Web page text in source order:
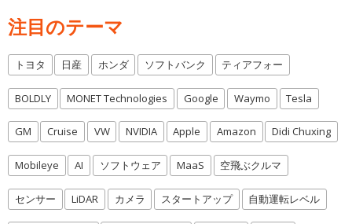
注目のテーマ
トヨタ 日産 ホンダ ソフトバンク ティアフォー
BOLDLY MONET Technologies Google Waymo Tesla
GM Cruise VW NVIDIA Apple Amazon Didi Chuxing
Mobileye AI ソフトウェア MaaS 空飛ぶクルマ
センサー LiDAR カメラ スタートアップ 自動運転レベル